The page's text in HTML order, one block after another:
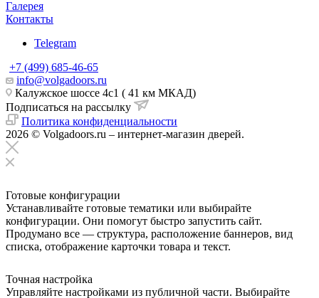
Галерея
Контакты
Telegram
+7 (499) 685-46-65
info@volgadoors.ru
Калужское шоссе 4с1 ( 41 км МКАД)
Подписаться на рассылку
Политика конфиденциальности
2026 © Volgadoors.ru – интернет-магазин дверей.
Готовые конфигурации
Устанавливайте готовые тематики или выбирайте
конфигурации. Они помогут быстро запустить сайт.
Продумано все — структура, расположение баннеров, вид
списка, отображение карточки товара и текст.
Точная настройка
Управляйте настройками из публичной части. Выбирайте